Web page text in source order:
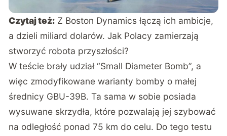
Czytaj też: Z Boston Dynamics łączą ich ambicje,
a dzieli miliard dolarów. Jak Polacy zamierzają
stworzyć robota przyszłości?
W teście brały udział “Small Diameter Bomb”, a
więc zmodyfikowane warianty bomby o małej
średnicy GBU-39B. Ta sama w sobie posiada
wysuwane skrzydła, które pozwalają jej szybować
na odległość ponad 75 km do celu. Do tego testu